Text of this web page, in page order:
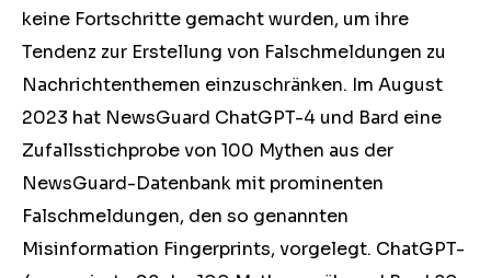
keine Fortschritte gemacht wurden, um ihre
Tendenz zur Erstellung von Falschmeldungen zu
Nachrichtenthemen einzuschränken. Im August
2023 hat NewsGuard ChatGPT-4 und Bard eine
Zufallsstichprobe von 100 Mythen aus der
NewsGuard-Datenbank mit prominenten
Falschmeldungen, den so genannten
Misinformation Fingerprints, vorgelegt. ChatGPT-